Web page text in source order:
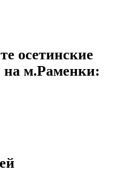
осетинские
на м.Раменки: